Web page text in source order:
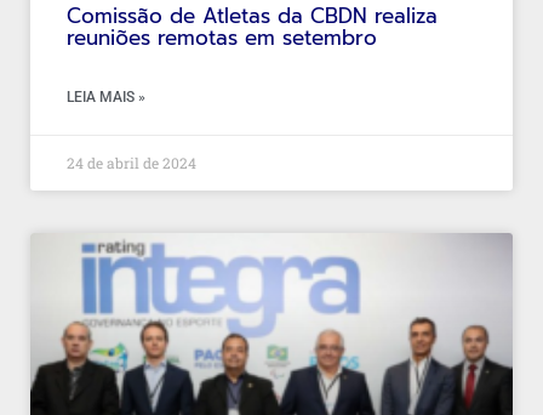
Comissão de Atletas da CBDN realiza
reuniões remotas em setembro
LEIA MAIS »
24 de abril de 2024